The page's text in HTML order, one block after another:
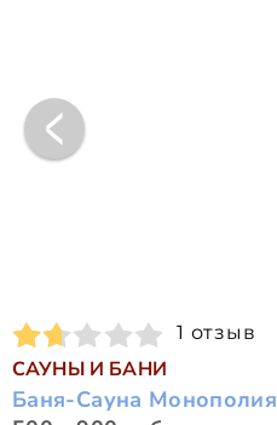
1 отзыв
САУНЫ И БАНИ
Баня-Сауна Монополия